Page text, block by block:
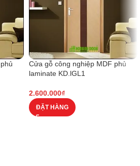
Cửa gỗ công nghiệp MDF phủ
laminate KD.lGL1
2.600.000₫
ĐẶT HÀNG